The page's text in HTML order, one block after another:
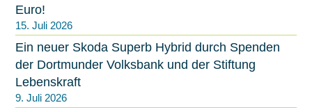
Euro!
15. Juli 2026
Ein neuer Skoda Superb Hybrid durch Spenden
der Dortmunder Volksbank und der Stiftung
Lebenskraft
9. Juli 2026